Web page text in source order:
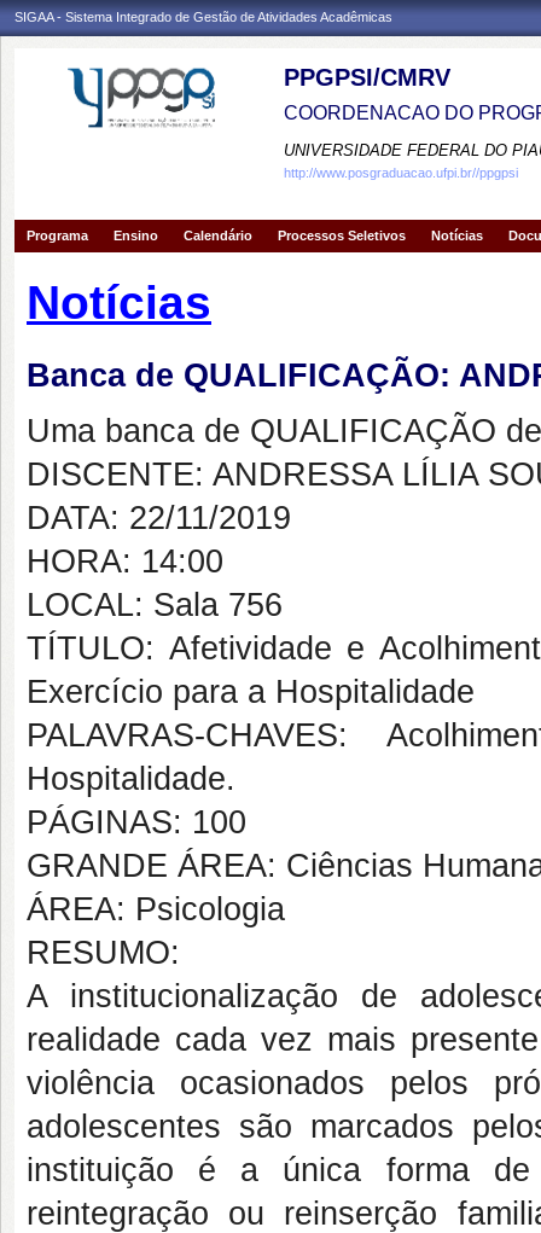
SIGAA - Sistema Integrado de Gestão de Atividades Acadêmicas
PPGPSI/CMRV
COORDENACAO DO
UNIVERSIDADE FEDERAL DO
http://www.posgraduacao.ufpi.br//ppgpsi
Programa Ensino Calendário Processos Seletivos Notícias
Notícias
Banca de QUALIFICAÇÃO:
Uma banca de QUALIFICAÇÃO
DISCENTE: ANDRESSA LÍLIA
DATA: 22/11/2019
HORA: 14:00
LOCAL: Sala 756
TÍTULO: Afetividade e
Exercício para a Hospitalidade
PALAVRAS-CHAVES:
Hospitalidade.
PÁGINAS: 100
GRANDE ÁREA: Ciências
ÁREA: Psicologia
RESUMO:
A institucionalização de
realidade cada vez mais
violência ocasionados pelos
adolescentes são marcados
instituição é a única forma
reintegração ou reinserção